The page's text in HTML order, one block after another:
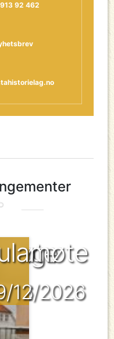
92 462
12/2026